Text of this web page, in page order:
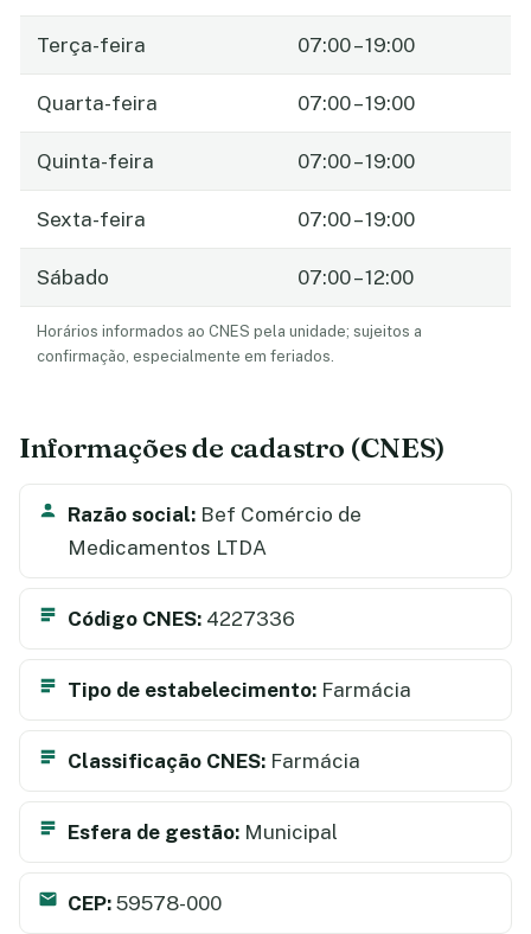
Terça-feira 07:00 – 19:00
Quarta-feira 07:00 – 19:00
Quinta-feira 07:00 – 19:00
Sexta-feira 07:00 – 19:00
Sábado 07:00 – 12:00
Horários informados ao CNES pela unidade; sujeitos a
confirmação, especialmente em feriados.
Informações de cadastro (CNES)
Razão social: Bef Comércio de
Medicamentos LTDA
Código CNES: 4227336
Tipo de estabelecimento: Farmácia
Classificação CNES: Farmácia
Esfera de gestão: Municipal
CEP: 59578-000